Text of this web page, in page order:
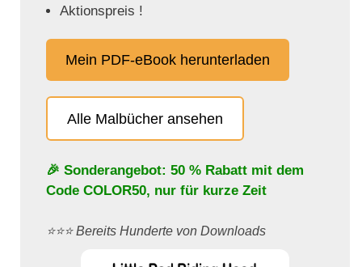
Aktionspreis !
Mein PDF-eBook herunterladen
Alle Malbücher ansehen
🎉 Sonderangebot: 50 % Rabatt mit dem
Code COLOR50, nur für kurze Zeit
⭐️⭐️⭐️ Bereits Hunderte von Downloads